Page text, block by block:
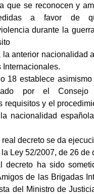
que se reconocen y
a favor de
durante la
la anterior nacionalidad
Internacionales.
18 establece asimismo
por el
requisitos y el
nacionalidad
decreto se da
Ley 52/2007, de 26 de
decreto ha sido
de las Brigadas
del Ministro de